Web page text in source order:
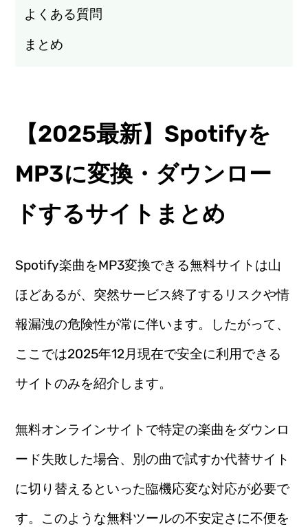
よくある質問
まとめ
【2025最新】Spotifyを
MP3に変換・ダウンロー
ドするサイトまとめ
Spotify楽曲をMP3変換できる無料サイトは山
ほどあるが、突然サービス終了するリスクや情
報漏洩の危険性が常に伴います。したがって、
ここでは2025年12月現在で安全に利用できる
サイトのみを紹介します。
無料オンラインサイトで特定の楽曲をダウンロ
ード失敗した場合、別の曲で試すか代替サイト
に切り替えるといった臨機応変な対応が必要で
す。このような無料ツールの不安定さに不便を